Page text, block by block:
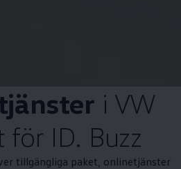
i VW
för ID. Buzz
tillgängliga paket, onlinetjänster